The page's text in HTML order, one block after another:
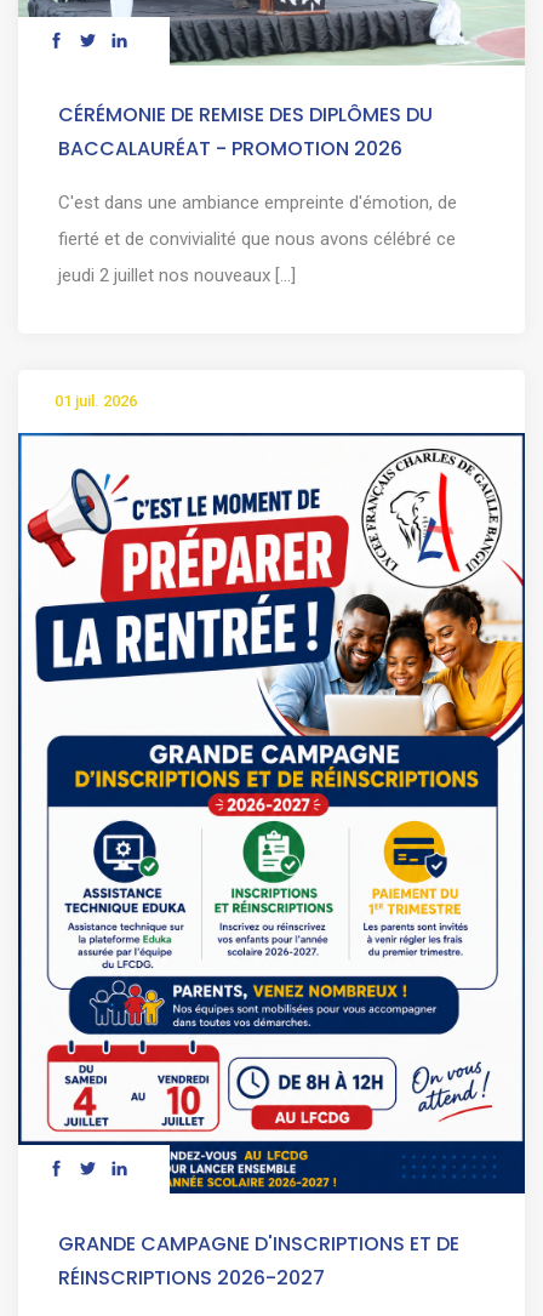
CÉRÉMONIE DE REMISE DES DIPLÔMES DU
BACCALAURÉAT - PROMOTION 2026
C'est dans une ambiance empreinte d'émotion, de
fierté et de convivialité que nous avons célébré ce
jeudi 2 juillet nos nouveaux [...]
01 juil. 2026
GRANDE CAMPAGNE D'INSCRIPTIONS ET DE
RÉINSCRIPTIONS 2026-2027